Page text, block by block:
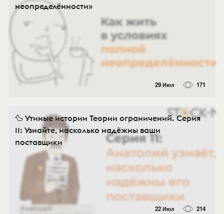
неопределённости»
29 Июл 171
🦆 Утиные истории Теории ограничений. Серия
11: Узнайте, насколько надёжны ваши
поставщики
22 Июл 214